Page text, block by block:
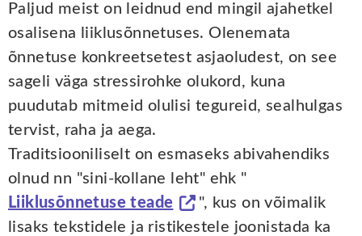
Paljud meist on leidnud end mingil ajahetkel
osalisena liiklusõnnetuses. Olenemata
õnnetuse konkreetsetest asjaoludest, on see
sageli väga stressirohke olukord, kuna
puudutab mitmeid olulisi tegureid, sealhulgas
tervist, raha ja aega.
Traditsiooniliselt on esmaseks abivahendiks
olnud nn "sini-kollane leht" ehk "
Liiklusõnnetuse teade
", kus on võimalik
lisaks tekstidele ja ristikestele joonistada ka